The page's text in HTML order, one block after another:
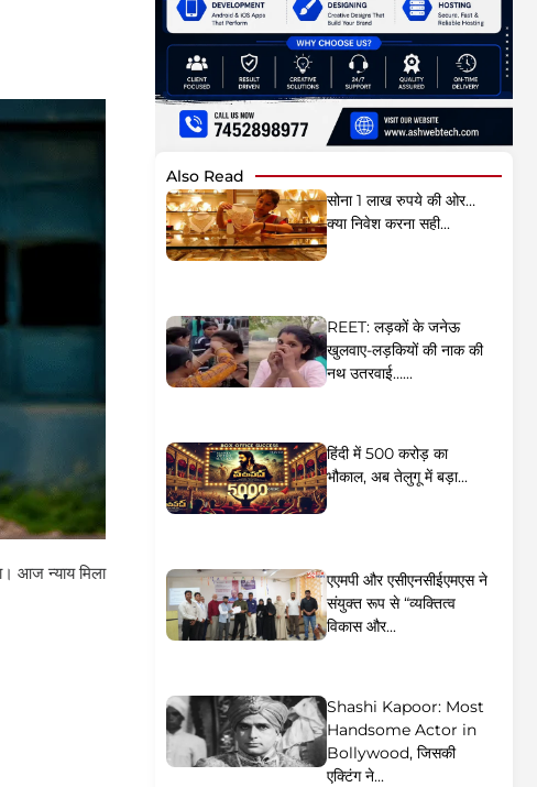
आज न्याय मिला
Also Read
सोना 1 लाख रुपये की ओर…
क्या निवेश करना सही...
REET: लड़कों के जनेऊ
खुलवाए-लड़कियों की नाक की
नथ उतरवाई…...
हिंदी में 500 करोड़ का
भौकाल, अब तेलुगू में बड़ा...
एएमपी और एसीएनसीईएमएस ने
संयुक्त रूप से “व्यक्तित्व
विकास और...
Shashi Kapoor: Most
Handsome Actor in
Bollywood, जिसकी
एक्टिंग ने...